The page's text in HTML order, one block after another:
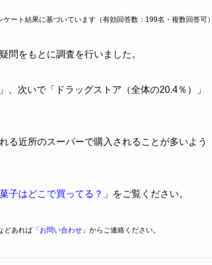
ケート結果に基づいています（有効回答数：199名・複数回答可
問をもとに調査を行いました。
次いで「ドラッグストア（全体の20.4％）」
る近所のスーパーで購入されることが多いよう
子はどこで買ってる？ 」をご覧ください。
どあれば「 お問い合わせ 」からご連絡ください。